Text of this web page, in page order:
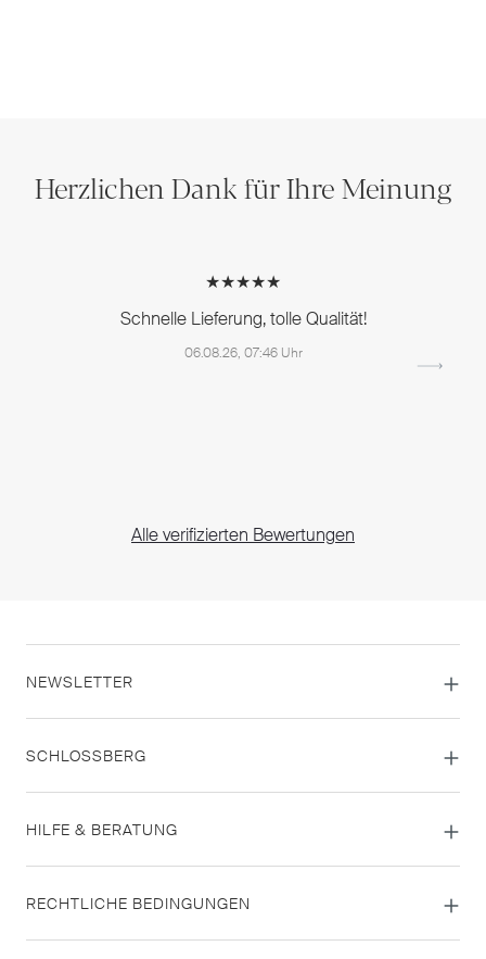
Herzlichen Dank für Ihre Meinung
★★★★★
Schnelle Lieferung, tolle Qualität!
06.08.26, 07:46 Uhr
Alle verifizierten Bewertungen
NEWSLETTER
SCHLOSSBERG
HILFE & BERATUNG
RECHTLICHE BEDINGUNGEN